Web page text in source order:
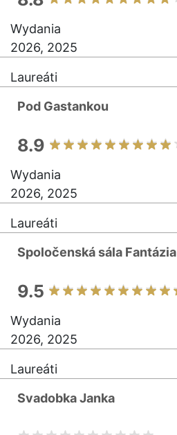
Wydania
2026, 2025
Laureáti
Pod Gastankou
8.9
Wydania
2026, 2025
Laureáti
Spoločenská sála Fantázia
9.5
Wydania
2026, 2025
Laureáti
Svadobka Janka